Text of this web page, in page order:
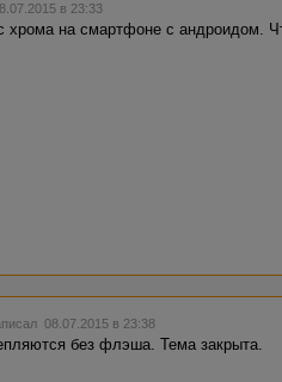
в 23:33
хрома на смартфоне с андроидом.
08.07.2015 в 23:38
без флэша. Тема закрыта.